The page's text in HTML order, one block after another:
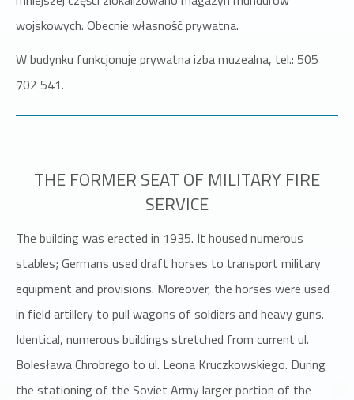
wojskowych. Obecnie własność prywatna.
W budynku funkcjonuje prywatna izba muzealna, tel.: 505
702 541.
THE FORMER SEAT OF MILITARY FIRE
SERVICE
The building was erected in 1935. It housed numerous
stables; Germans used draft horses to transport military
equipment and provisions. Moreover, the horses were used
in field artillery to pull wagons of soldiers and heavy guns.
Identical, numerous buildings stretched from current ul.
Bolesława Chrobrego to ul. Leona Kruczkowskiego. During
the stationing of the Soviet Army larger portion of the